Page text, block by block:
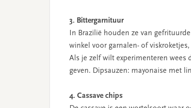
3. Bittergarnituur
In Brazilië houden ze van
winkel voor garnalen- of
Als je zelf wilt experimenteren wees
geven. Dipsauzen: mayonaise met
4. Cassave chips